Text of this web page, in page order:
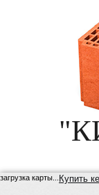
Купить
загрузка карты...